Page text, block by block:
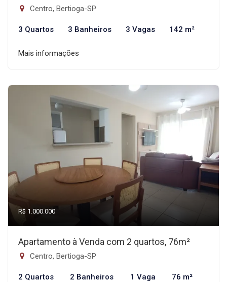
Centro, Bertioga-SP
3 Quartos 3 Banheiros 3 Vagas 142 m²
Mais informações
R$ 1.000.000
Apartamento à Venda com 2 quartos, 76m²
Centro, Bertioga-SP
2 Quartos 2 Banheiros 1 Vaga 76 m²